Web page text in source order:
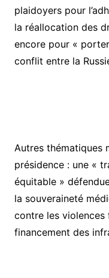
plaidoyers pour
la réallocation des
encore pour «
conflit entre la
Autres thématiques
présidence : une «
équitable »
la souveraineté
contre les violences
financement des